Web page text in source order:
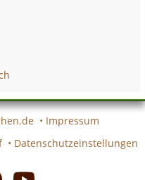
• Impressum
• Datenschutzeinstellungen